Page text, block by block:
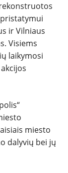
ir Vilniaus
Visiems
laikymosi
miesto
dalyvių bei jų